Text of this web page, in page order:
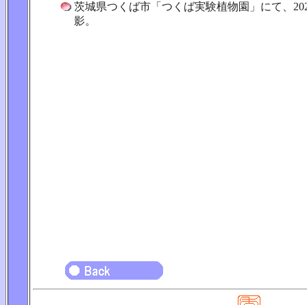
茨城県つくば市「つくば実験植物園」にて、
影。